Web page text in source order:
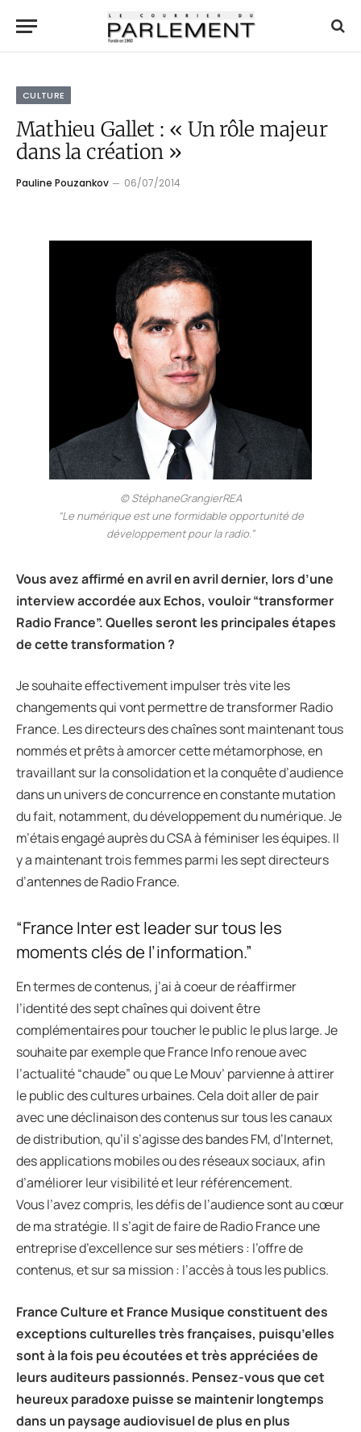
CULTURE
Mathieu Gallet : « Un rôle majeur
dans la création »
Pauline Pouzankov 06/07/2014
© StéphaneGrangierREA
“Le numérique est une formidable opportunité de
développement pour la radio.”
Vous avez affirmé en avril en avril dernier, lors d’une
interview accordée aux Echos, vouloir “transformer
Radio France”. Quelles seront les principales étapes
de cette transformation ?
Je souhaite effectivement impulser très vite les
changements qui vont permettre de transformer Radio
France. Les directeurs des chaînes sont maintenant tous
nommés et prêts à amorcer cette métamorphose, en
travaillant sur la consolidation et la conquête d’audience
dans un univers de concurrence en constante mutation
du fait, notamment, du développement du numérique. Je
m’étais engagé auprès du CSA à féminiser les équipes. Il
y a maintenant trois femmes parmi les sept directeurs
d’antennes de Radio France.
“France Inter est leader sur tous les
moments clés de l’information.”
En termes de contenus, j’ai à coeur de réaffirmer
l’identité des sept chaînes qui doivent être
complémentaires pour toucher le public le plus large. Je
souhaite par exemple que France Info renoue avec
l’actualité “chaude” ou que Le Mouv’ parvienne à attirer
le public des cultures urbaines. Cela doit aller de pair
avec une déclinaison des contenus sur tous les canaux
de distribution, qu’il s’agisse des bandes FM, d’Internet,
des applications mobiles ou des réseaux sociaux, afin
d’améliorer leur visibilité et leur référencement.
Vous l’avez compris, les défis de l’audience sont au cœur
de ma stratégie. Il s’agit de faire de Radio France une
entreprise d’excellence sur ses métiers : l’offre de
contenus, et sur sa mission : l’accès à tous les publics.
France Culture et France Musique constituent des
exceptions culturelles très françaises, puisqu’elles
sont à la fois peu écoutées et très appréciées de
leurs auditeurs passionnés. Pensez-vous que cet
heureux paradoxe puisse se maintenir longtemps
dans un paysage audiovisuel de plus en plus